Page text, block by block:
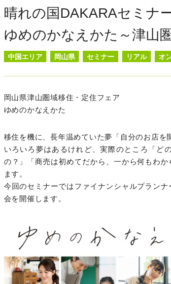
晴れの国DAKARAセミナ
ゆめのかなえかた～津山
中国エリア 岡山県 セミナー リアル オ
岡山県津山圏域移住・定住フェア
ゆめのかなえかた
移住を機に、長年温めていた夢「自分のお店を
いろいろ夢はあるけれど、実際のところ「ど
の？」「商売は初めてだから、一から何もわ
ます。
今回のセミナーではファイナンシャルプラン
会を開催します。